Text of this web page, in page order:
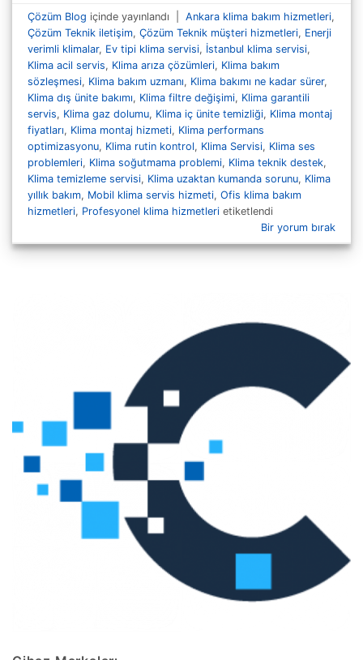
Çözüm Blog içinde yayınlandı Ankara klima bakım hizmetleri,
Çözüm Teknik iletişim,Çözüm Teknik müşteri hizmetleri, Enerji
verimli klimalar, Ev tipi klima servisi, İstanbul klima servisi,
Klima acil servis, Klima arıza çözümleri, Klima bakım
sözleşmesi, Klima bakım uzmanı, Klima bakımı ne kadar sürer,
Klima dış ünite bakımı, Klima filtre değişimi, Klima garantili
servis, Klima gaz dolumu, Klima iç ünite temizliği, Klima montaj
fiyatları, Klima montaj hizmeti, Klima performans
optimizasyonu, Klima rutin kontrol, Klima Servisi, Klima ses
problemleri, Klima soğutmama problemi, Klima teknik destek,
Klima temizleme servisi, Klima uzaktan kumanda sorunu, Klima
yıllık bakım, Mobil klima servis hizmeti,Ofis klima bakım
hizmetleri, Profesyonel klima hizmetleri etiketlendi
Bir yorum bırak